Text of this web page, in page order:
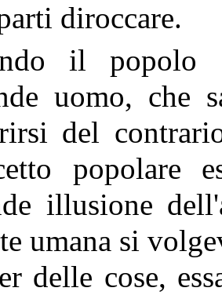
diroccare.
il
uomo, che
del
popolare
illusione
umana si
delle cose,